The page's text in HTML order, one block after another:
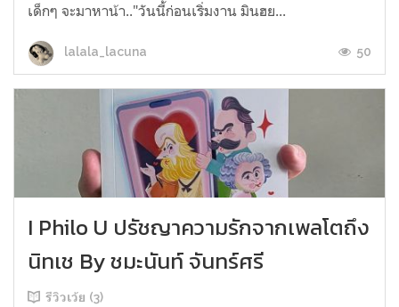
เด็กๆ จะมาหาน้า.."วันนี้ก่อนเริ่มงาน มินฮย...
lalala_lacuna 50
I Philo U ปรัชญาความรักจากเพลโตถึง
นิทเช By ชมะนันท์ จันทร์ศรี
รีวิวเว้ย (3)